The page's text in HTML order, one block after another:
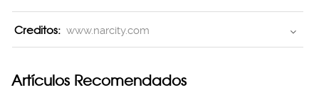
Creditos: www.narcity.com
Artículos Recomendados